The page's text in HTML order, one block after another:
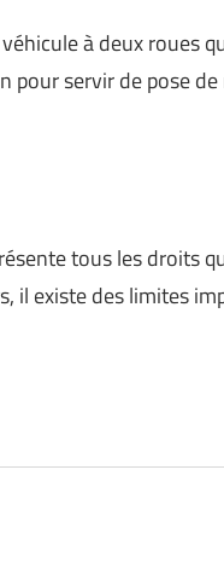
à deux roues
pour servir de pose
tous les droits
il existe des limites